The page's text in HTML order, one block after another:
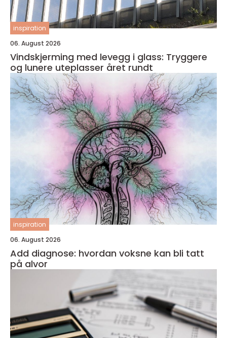
inspiration
06. August 2026
Vindskjerming med levegg i glass: Tryggere
og lunere uteplasser året rundt
inspiration
06. August 2026
Add diagnose: hvordan voksne kan bli tatt
på alvor